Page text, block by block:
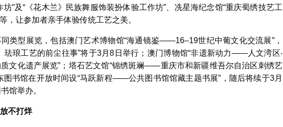
”及“《花木兰》民族舞服饰装扮体验工作坊”、冼星海纪念馆“重庆蜀绣技艺工
，让参加者亲手体验传统工艺之美。
类型展览，包括澳门艺术博物馆“海通镜鉴——16–19世纪中葡文化交流展”，
珐琅工艺的前尘往事”将于3月8日举行；澳门博物馆“非遗新动力——人文湾区‧
文化遗产展览”；塔石艺文馆“锦绣斑斓——重庆市和新疆维吾尔自治区刺绣艺
图书馆在开放时间设“马跃新程——公共图书馆馆藏主题书展”，随后将续于3月
馆举办。
不打烊